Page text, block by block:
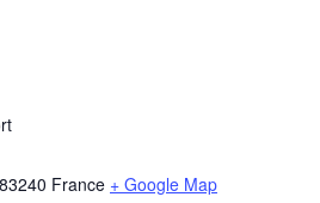
83240 France + Google Map